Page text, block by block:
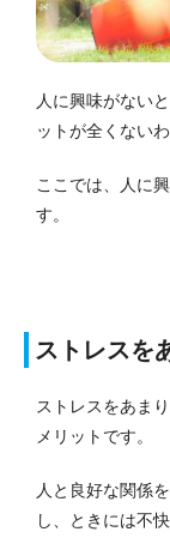
人に興味がない
ットが全くない
ここでは、人に
す。
ストレスを
ストレスをあま
メリットです。
人と良好な関係
し、ときには不